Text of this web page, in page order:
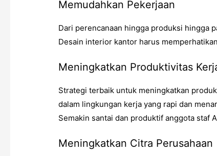
Memudahkan Pekerjaan
Dari perencanaan hingga produksi hingga
Desain interior kantor harus
Meningkatkan Produktivitas
Strategi terbaik untuk meningkatkan
dalam lingkungan kerja yang rapi dan
Semakin santai dan produktif anggota staf
Meningkatkan Citra Perusahaan